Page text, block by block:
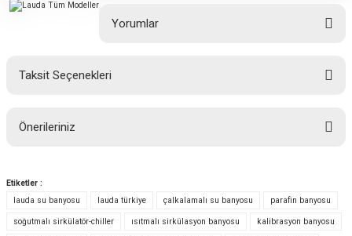
Yorumlar
Taksit Seçenekleri
Önerileriniz
yetersiz gördüğünüz noktaları öneri formunu kullanarak tarafımıza
iletebilirsiniz.
Görüş ve önerileriniz için teşekkür ederiz.
Etiketler :
lauda su banyosu
lauda türkiye çalkalamalı su banyosu
parafin banyosu
soğutmalı sirkülatör-chiller
ısıtmalı sirkülasyon banyosu
kalibrasyon banyosu